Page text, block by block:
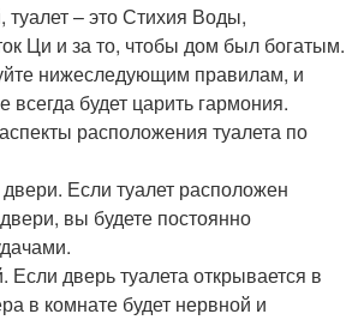
– это Стихия Воды,
Ци и за то, чтобы дом был богатым.
нижеследующим правилам, и
будет царить гармония.
расположения туалета по
Если туалет расположен
вы будете постоянно
Если дверь туалета открывается в
в комнате будет нервной и